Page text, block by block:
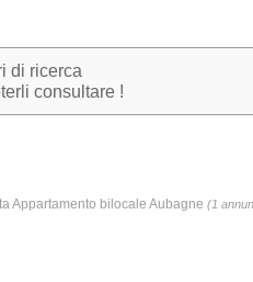
di ricerca
consultare !
Appartamento bilocale Aubagne (1